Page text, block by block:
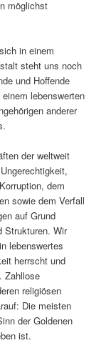
möglichst
in einem
steht uns noch
und Hoffende
lebenswerten
anderer
der weltweit
dem
sowie dem Verfall
auf Grund
Strukturen. Wir
lebenswertes
herrscht und
Zahllose
religiösen
Die meisten
der Goldenen
ist.